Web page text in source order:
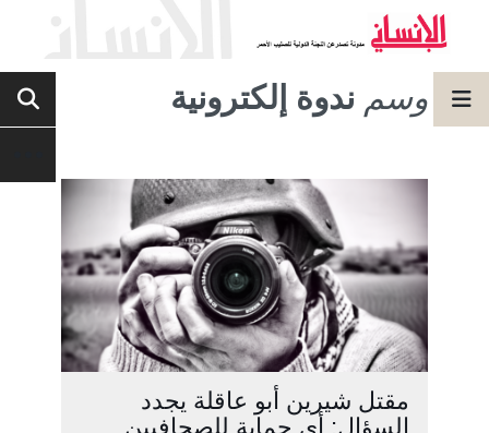
وسم ندوة إلكترونية
مقتل شيرين أبو عاقلة يجدد
السؤال: أي حماية للصحافيين